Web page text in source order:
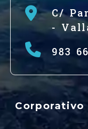
C/
-
983
Corporativo